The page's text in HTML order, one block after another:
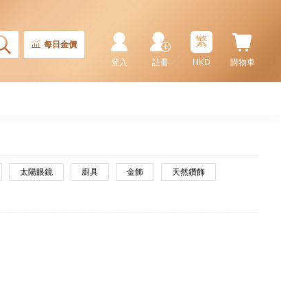
每日金價
購物車
繁
HKD
註冊
登入
太陽眼鏡 廚具 金飾 天然鑽飾